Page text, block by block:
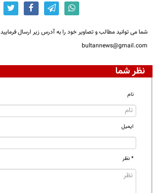
شما می توانید مطالب و تصاویر خود را به آدرس زیر ارسال
bultannews@gmail.com
نظر شما
نام
ایمیل
* نظر